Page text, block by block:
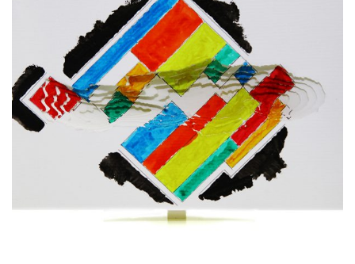
יולי 27, 2025
מחשבות קטנות ולא חשובות
קרא עוד ←